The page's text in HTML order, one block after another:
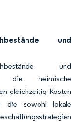
und
und
die heimische
gleichzeitig Kosten
die sowohl lokale